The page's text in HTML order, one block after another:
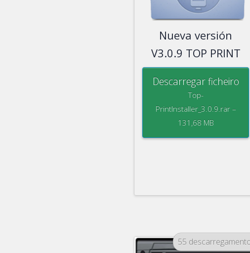
Nueva versión
V3.0.9 TOP PRINT
Descarregar ficheiro
Top-
PrintInstaller_3.0.9.rar –
131,68 MB
55